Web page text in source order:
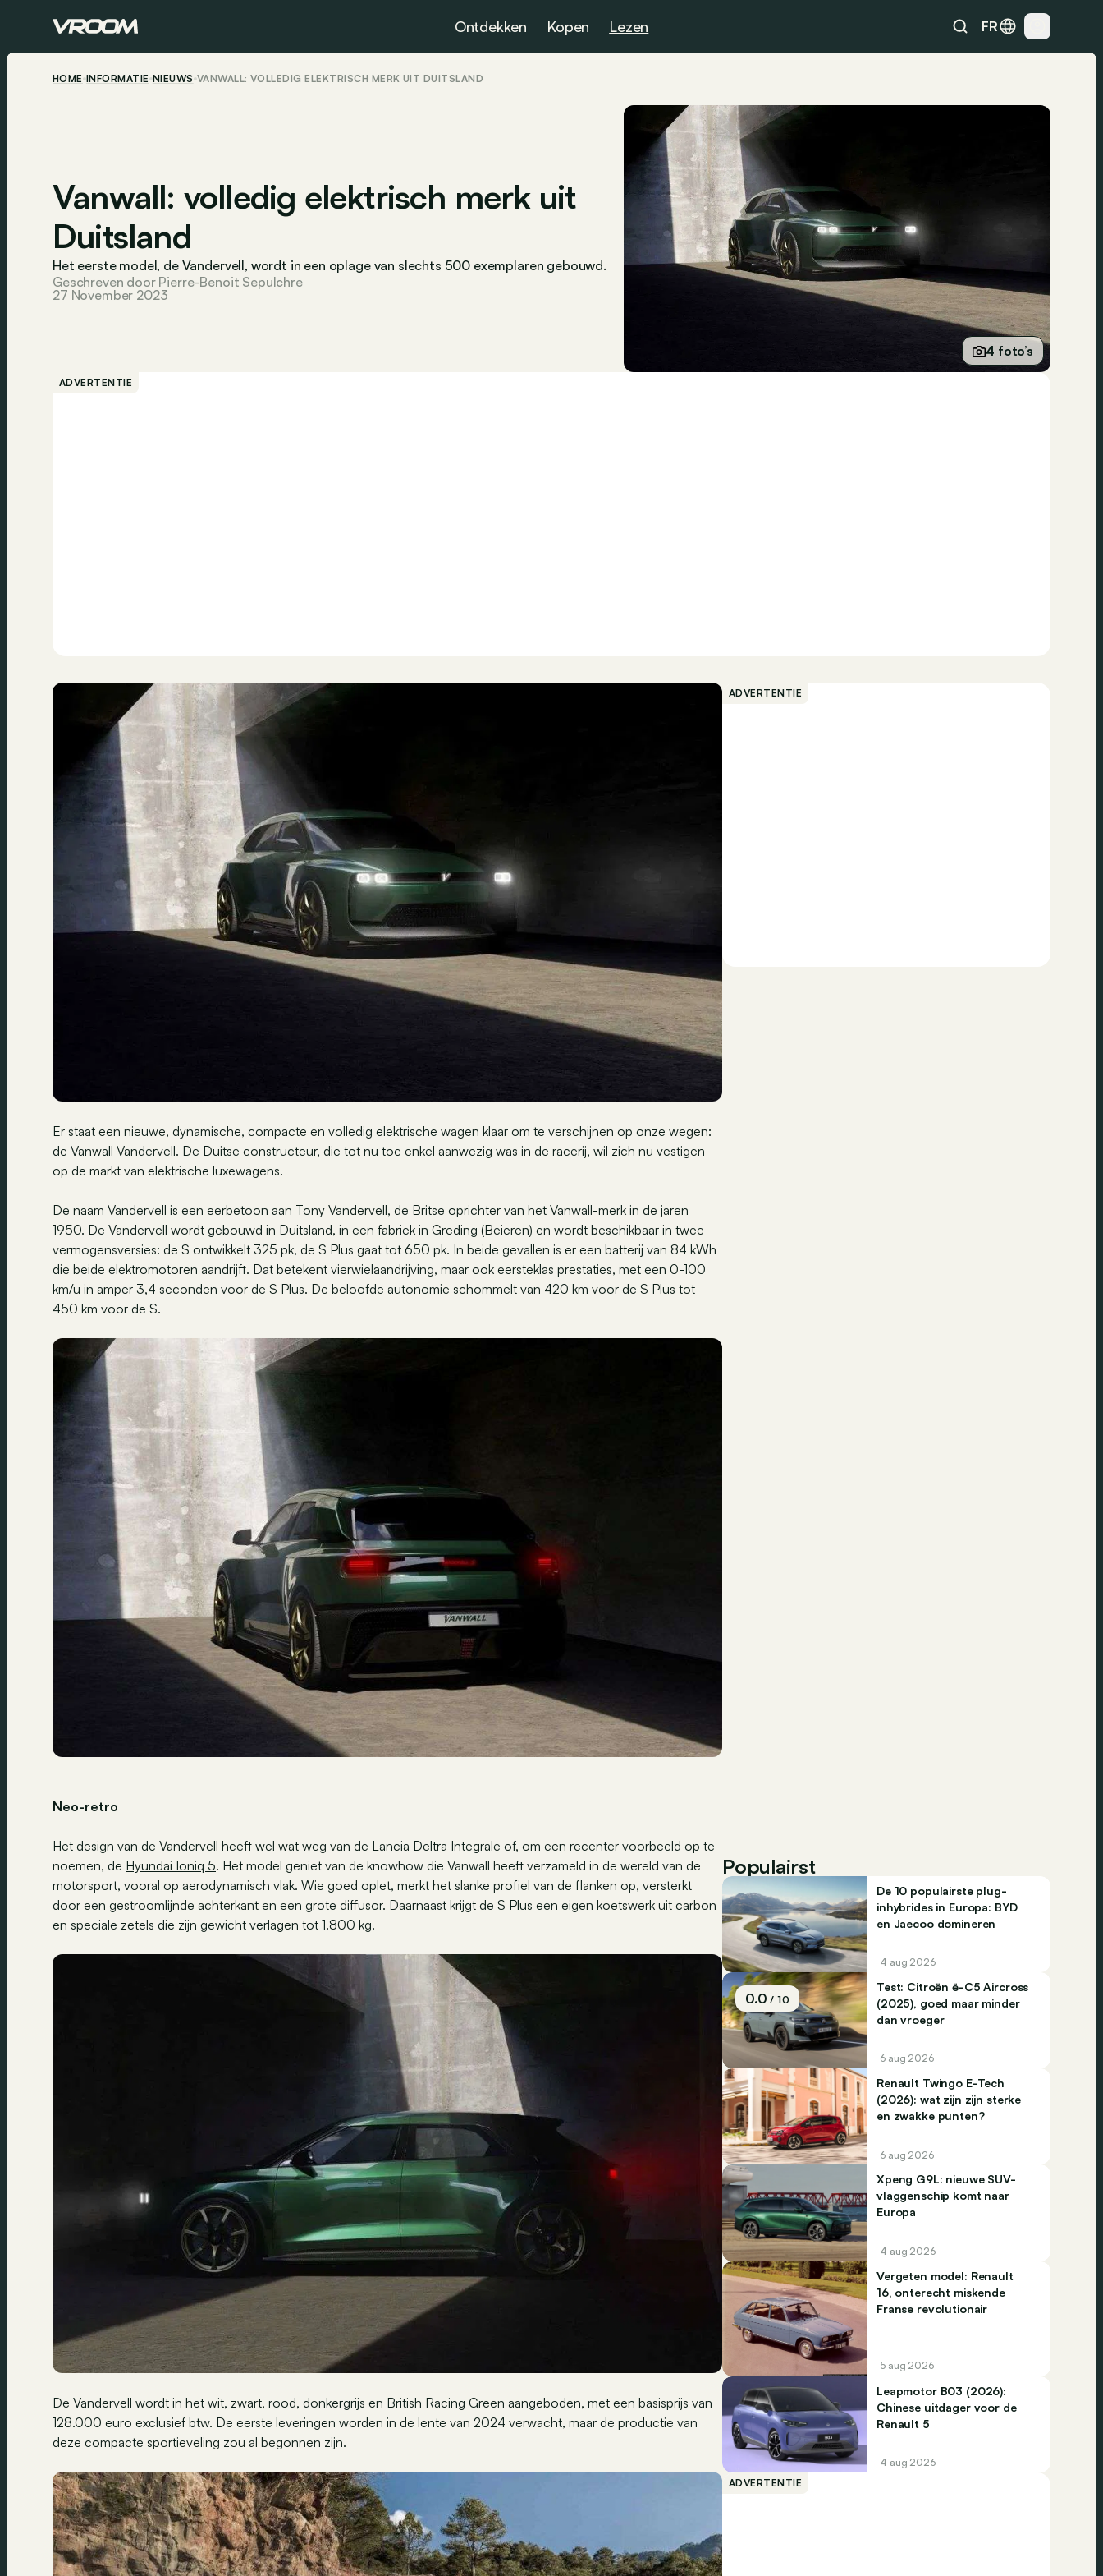
Ontdekken Kopen Lezen FR
HOME INFORMATIE NIEUWS VANWALL: VOLLEDIG ELEKTRISCH MERK UIT DUITSLAND
Vanwall: volledig elektrisch merk uit
Duitsland
Het eerste model, de Vandervell, wordt in een oplage van slechts 500 exemplaren gebouwd.
Geschreven door Pierre-Benoit Sepulchre
27 November 2023
4 foto’s
ADVERTENTIE
Er staat een nieuwe, dynamische, compacte en volledig elektrische wagen klaar om te verschijnen op onze wegen:
de Vanwall Vandervell. De Duitse constructeur, die tot nu toe enkel aanwezig was in de racerij, wil zich nu vestigen
op de markt van elektrische luxewagens.
De naam Vandervell is een eerbetoon aan Tony Vandervell, de Britse oprichter van het Vanwall-merk in de jaren
1950. De Vandervell wordt gebouwd in Duitsland, in een fabriek in Greding (Beieren) en wordt beschikbaar in twee
vermogensversies: de S ontwikkelt 325 pk, de S Plus gaat tot 650 pk. In beide gevallen is er een batterij van 84 kWh
die beide elektromotoren aandrijft. Dat betekent vierwielaandrijving, maar ook eersteklas prestaties, met een 0-100
km/u in amper 3,4 seconden voor de S Plus. De beloofde autonomie schommelt van 420 km voor de S Plus tot
450 km voor de S.
Neo-retro
Het design van de Vandervell heeft wel wat weg van de Lancia Deltra Integrale of, om een recenter voorbeeld op te
noemen, de Hyundai Ioniq 5. Het model geniet van de knowhow die Vanwall heeft verzameld in de wereld van de
motorsport, vooral op aerodynamisch vlak. Wie goed oplet, merkt het slanke profiel van de flanken op, versterkt
door een gestroomlijnde achterkant en een grote diffusor. Daarnaast krijgt de S Plus een eigen koetswerk uit carbon
en speciale zetels die zijn gewicht verlagen tot 1.800 kg.
De Vandervell wordt in het wit, zwart, rood, donkergrijs en British Racing Green aangeboden, met een basisprijs van
128.000 euro exclusief btw. De eerste leveringen worden in de lente van 2024 verwacht, maar de productie van
deze compacte sportieveling zou al begonnen zijn.
ADVERTENTIE
Populairst
De 10 populairste plug-
inhybrides in Europa: BYD
en Jaecoo domineren
4 aug 2026
0.0/ 10
Test: Citroën ë-C5 Aircross
(2025), goed maar minder
dan vroeger
6 aug 2026
Renault Twingo E-Tech
(2026): wat zijn zijn sterke
en zwakke punten?
6 aug 2026
Xpeng G9L: nieuwe SUV-
vlaggenschip komt naar
Europa
4 aug 2026
Vergeten model: Renault
16, onterecht miskende
Franse revolutionair
5 aug 2026
Leapmotor B03 (2026):
Chinese uitdager voor de
Renault 5
4 aug 2026
ADVERTENTIE